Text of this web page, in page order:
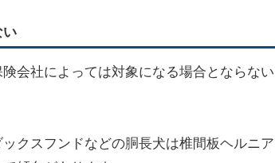
い
会社によっては対象になる場合とならない
クスフンドなどの胴長犬は椎間板ヘルニア